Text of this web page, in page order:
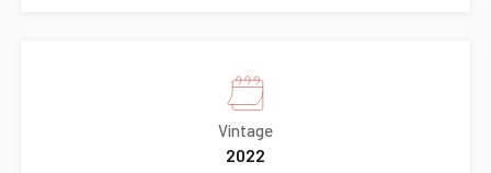
Vintage
2022